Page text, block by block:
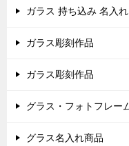
ガラス 持ち込み 名入れ
ガラス彫刻作品
ガラス彫刻作品
グラス・フォトフレ
グラス名入れ商品